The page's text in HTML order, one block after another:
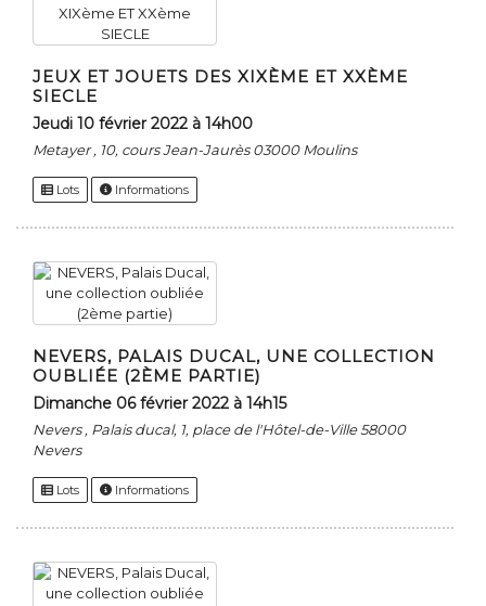
JEUX ET JOUETS DES XIXÈME ET XXÈME
SIECLE
jeudi 10 février 2022 à 14h00
Metayer , 10, cours Jean-Jaurès 03000 Moulins
Lots Informations
NEVERS, PALAIS DUCAL, UNE COLLECTION
OUBLIÉE (2ÈME PARTIE)
dimanche 06 février 2022 à 14h15
Nevers , Palais ducal, 1, place de l'Hôtel-de-Ville 58000
Nevers
Lots Informations